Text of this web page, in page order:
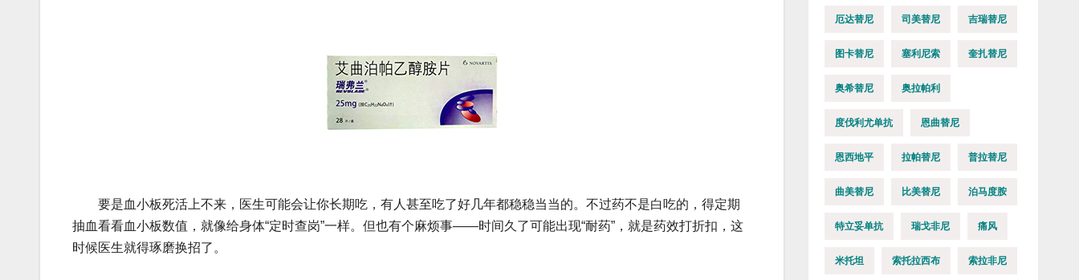
要是血小板死活上不来，医生可能会让你‌长期吃‌，有人甚至吃了好几年都稳稳当当的。不过药不是白吃的，得定期
抽血看看血小板数值，就像给身体“定时查岗”一样。但也有个麻烦事——时间久了可能出现“耐药”，就是药效打折扣，这
时候医生就得琢磨换招了。
厄达替尼 司美替尼 吉瑞替尼
图卡替尼 塞利尼索 奎扎替尼
奥希替尼 奥拉帕利
度伐利尤单抗 恩曲替尼
恩西地平 拉帕替尼 普拉替尼
曲美替尼 比美替尼 泊马度胺
特立妥单抗 瑞戈非尼 痛风
米托坦 索托拉西布 索拉非尼